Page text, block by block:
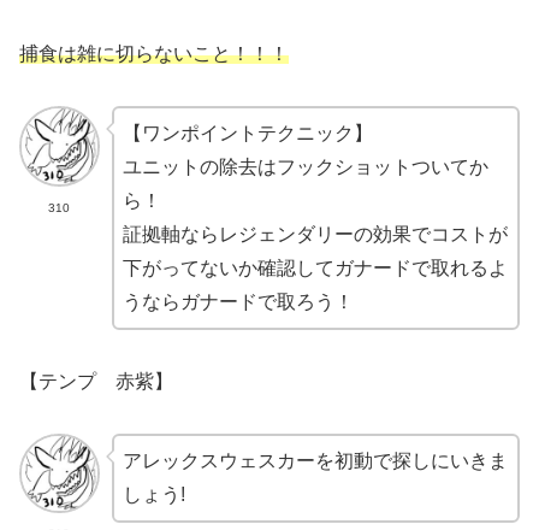
捕食は雑に切らないこと！！！
310
【ワンポイントテクニック】
ユニットの除去はフックショットついてか
ら！
証拠軸ならレジェンダリーの効果でコストが
下がってないか確認してガナードで取れるよ
うならガナードで取ろう！
【 テンプ 赤紫】
アレックスウェスカーを初動で探しにいきま
しょう!